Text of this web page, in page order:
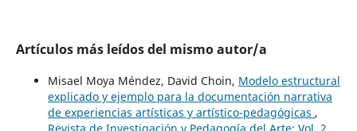
Artículos más leídos del mismo autor/a
Misael Moya Méndez, David Choin, Modelo estructural
explicado y ejemplo para la documentación narrativa
de experiencias artísticas y artístico-pedagógicas ,